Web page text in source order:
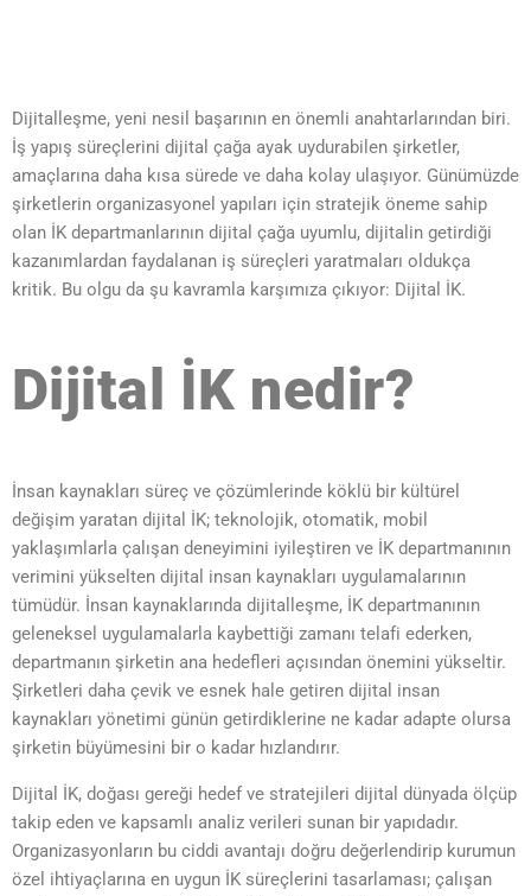
Dijitalleşme, yeni nesil başarının en önemli anahtarlarından biri.
İş yapış süreçlerini dijital çağa ayak uydurabilen şirketler,
amaçlarına daha kısa sürede ve daha kolay ulaşıyor. Günümüzde
şirketlerin organizasyonel yapıları için stratejik öneme sahip
olan İK departmanlarının dijital çağa uyumlu, dijitalin getirdiği
kazanımlardan faydalanan iş süreçleri yaratmaları oldukça
kritik. Bu olgu da şu kavramla karşımıza çıkıyor: Dijital İK.
Dijital İK nedir?
İnsan kaynakları süreç ve çözümlerinde köklü bir kültürel
değişim yaratan dijital İK; teknolojik, otomatik, mobil
yaklaşımlarla çalışan deneyimini iyileştiren ve İK departmanının
verimini yükselten dijital insan kaynakları uygulamalarının
tümüdür. İnsan kaynaklarında dijitalleşme, İK departmanının
geleneksel uygulamalarla kaybettiği zamanı telafi ederken,
departmanın şirketin ana hedefleri açısından önemini yükseltir.
Şirketleri daha çevik ve esnek hale getiren dijital insan
kaynakları yönetimi günün getirdiklerine ne kadar adapte olursa
şirketin büyümesini bir o kadar hızlandırır.
Dijital İK, doğası gereği hedef ve stratejileri dijital dünyada ölçüp
takip eden ve kapsamlı analiz verileri sunan bir yapıdadır.
Organizasyonların bu ciddi avantajı doğru değerlendirip kurumun
özel ihtiyaçlarına en uygun İK süreçlerini tasarlaması; çalışan